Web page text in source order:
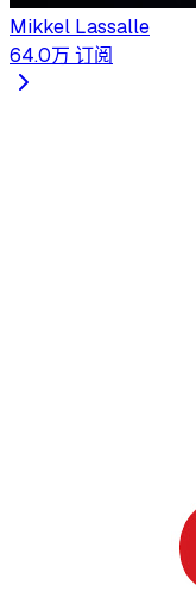
Mikkel Lassalle
64.0万 订阅